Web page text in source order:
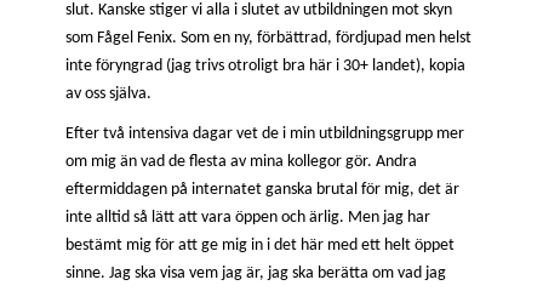
slut. Kanske stiger vi alla i slutet av utbildningen mot skyn
som Fågel Fenix. Som en ny, förbättrad, fördjupad men helst
inte föryngrad (jag trivs otroligt bra här i 30+ landet), kopia
av oss själva.
Efter två intensiva dagar vet de i min utbildningsgrupp mer
om mig än vad de flesta av mina kollegor gör. Andra
eftermiddagen på internatet ganska brutal för mig, det är
inte alltid så lätt att vara öppen och ärlig. Men jag har
bestämt mig för att ge mig in i det här med ett helt öppet
sinne. Jag ska visa vem jag är, jag ska berätta om vad jag